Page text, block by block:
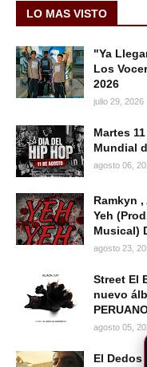
LO MAS VISTO
"Ya
Los
2026
julio 29, 2026
Martes
Mundial
agosto 06,
Ramkyn
Yeh
Musical)
agosto 23,
Street El
nuevo
agosto 05,
El Dedos